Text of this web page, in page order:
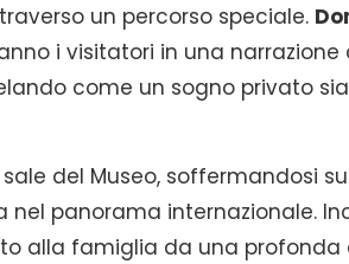
un percorso speciale.
i visitatori in una
come un sogno privato
del Museo, soffermandosi
nel panorama internazionale.
alla famiglia da una profonda